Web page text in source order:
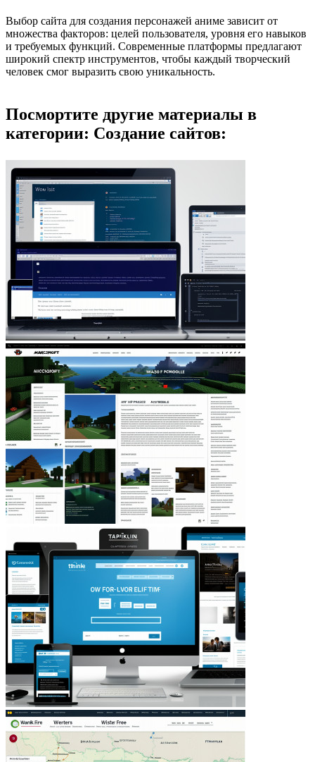
Выбор сайта для создания персонажей аниме зависит от
множества факторов: целей пользователя, уровня его навыков
и требуемых функций. Современные платформы предлагают
широкий спектр инструментов, чтобы каждый творческий
человек смог выразить свою уникальность.
Посмортите другие материалы в
категории: Создание сайтов: